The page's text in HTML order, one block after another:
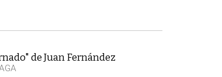
de Juan Fernández